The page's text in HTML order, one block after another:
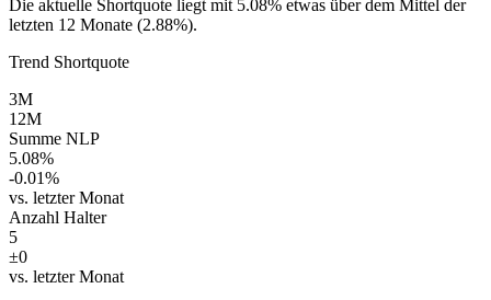
Die aktuelle Shortquote liegt mit 5.08% etwas über dem Mittel der
letzten 12 Monate (2.88%).
Trend Shortquote
3M
12M
Summe NLP
5.08%
-0.01%
vs. letzter Monat
Anzahl Halter
5
±0
vs. letzter Monat